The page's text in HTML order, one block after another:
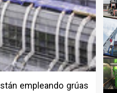
empleando grúas